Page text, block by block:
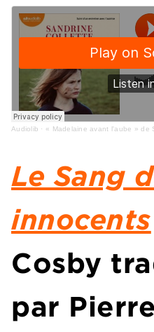
Audiolib · « Madelaine avant l'aube » de
Le Sang
innocents
Cosby
par Pierre